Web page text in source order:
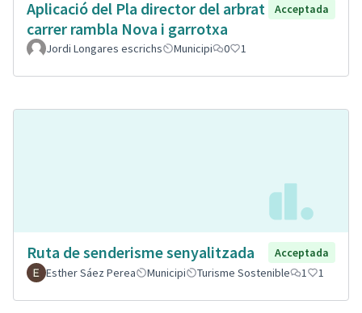
Aplicació del Pla director del arbrat
carrer rambla Nova i garrotxa
Acceptada
Jordi Longares escrichs Municipi 0 1
Ruta de senderisme senyalitzada
Acceptada
Esther Sáez Perea
Municipi Turisme Sostenible 1 1